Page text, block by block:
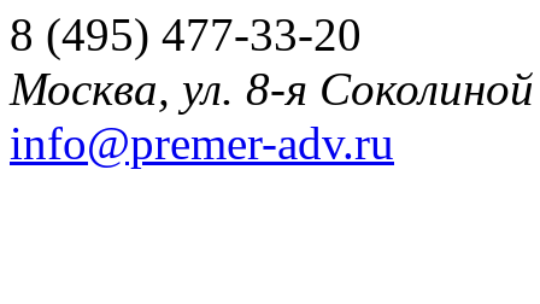
8 (495) 477-33-20
Москва, ул. 8-я
info@premer-adv.ru